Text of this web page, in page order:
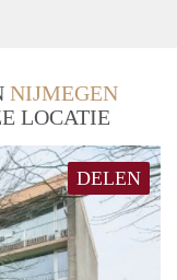
NIJMEGEN
LOCATIE
DELEN